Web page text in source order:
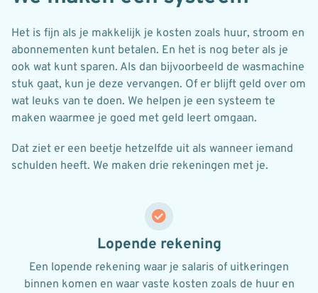
Het is fijn als je makkelijk je kosten zoals huur, stroom en
abonnementen kunt betalen. En het is nog beter als je
ook wat kunt sparen. Als dan bijvoorbeeld de wasmachine
stuk gaat, kun je deze vervangen. Of er blijft geld over om
wat leuks van te doen. We helpen je een systeem te
maken waarmee je goed met geld leert omgaan.
Dat ziet er een beetje hetzelfde uit als wanneer iemand
schulden heeft. We maken drie rekeningen met je.
Lopende rekening
Een lopende rekening waar je salaris of uitkeringen
binnen komen en waar vaste kosten zoals de huur en